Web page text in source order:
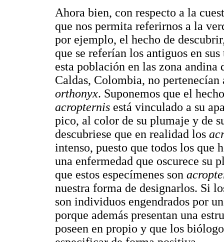
Ahora bien, con respecto a la
que nos permita referirnos a la
por ejemplo, el hecho de
que se referían los antiguos en
esta población en las zona
Caldas, Colombia, no
orthonyx. Suponemos que el
acropternis está vinculado a su
pico, al color de su plumaje y de
descubriese que en realidad los
intenso, puesto que todos los que
una enfermedad que oscurece su
que estos especímenes son
nuestra forma de designarlos. Si
son individuos engendrados por
porque además presentan una
poseen en propio y que los